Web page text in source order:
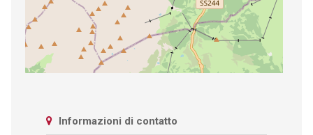
Informazioni di contatto